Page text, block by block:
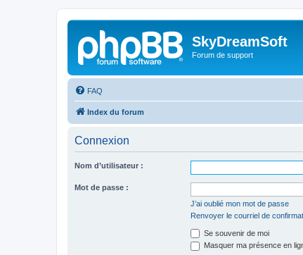
SkyDreamSoft
Forum de support
FAQ
Index du forum
Connexion
Nom d’utilisateur :
Mot de passe :
J’ai oublié mon mot de passe
Renvoyer le courriel de
Se souvenir de moi
Masquer ma présence en